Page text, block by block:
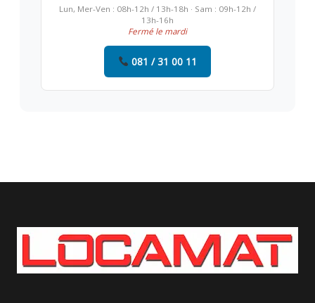
Lun, Mer-Ven : 08h-12h / 13h-18h · Sam : 09h-12h /
13h-16h
Fermé le mardi
081 / 31 00 11